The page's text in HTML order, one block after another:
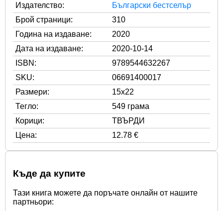
Издателство:
Български бестселър
Брой страници:
310
Година на издаване:
2020
Дата на издаване:
2020-10-14
ISBN:
9789544632267
SKU:
06691400017
Размери:
15x22
Тегло:
549 грама
Корици:
ТВЪРДИ
Цена:
12.78 €
Къде да купите
Тази книга можете да поръчате онлайн от нашите
партньори: